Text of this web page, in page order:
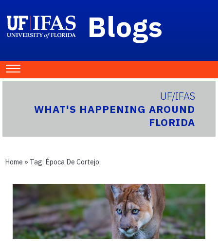
Blogs
UF/IFAS
WHAT'S HAPPENING AROUND
FLORIDA
Home » Tag: Época De Cortejo